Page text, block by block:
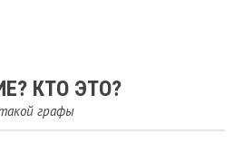
КТО ЭТО?
графы